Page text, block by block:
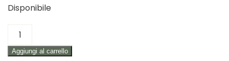
Disponibile
GIOCO
SCATOLA
Aggiungi al carrello